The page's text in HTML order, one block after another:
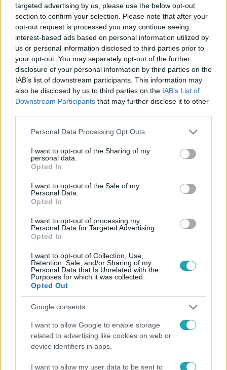
targeted advertising by us, please use the below opt-out
section to confirm your selection. Please note that after your
opt-out request is processed you may continue seeing
interest-based ads based on personal information utilized by
us or personal information disclosed to third parties prior to
your opt-out. You may separately opt-out of the further
disclosure of your personal information by third parties on the
IAB’s list of downstream participants. This information may
also be disclosed by us to third parties on the IAB’s List of
Downstream Participants that may further disclose it to other
Please note that this website/app uses one or more Google
not limited to your visit or usage behaviour. You may click to
grant or deny consent to Google and its third-party tags to
use your data for below specified purposes in below Google
consent section.
Personal Data Processing Opt Outs
I want to opt-out of the Sharing of my
personal data.
Opted In
I want to opt-out of the Sale of my
Personal Data.
Opted In
I want to opt-out of processing my
Personal Data for Targeted Advertising.
Opted In
I want to opt-out of Collection, Use,
Retention, Sale, and/or Sharing of my
Personal Data that Is Unrelated with the
Purposes for which it was collected.
Opted Out
Google consents
I want to allow Google to enable storage
related to advertising like cookies on web or
device identifiers in apps.
I want to allow my user data to be sent to
Jövő kedden egyeztetnek a szolgáltatóval.
Gazdaság
2022. február 14. 10:49
Portfolio: Megszűnhetnek a revolutos
forintszámlák
egyes magyar ügyfelek.